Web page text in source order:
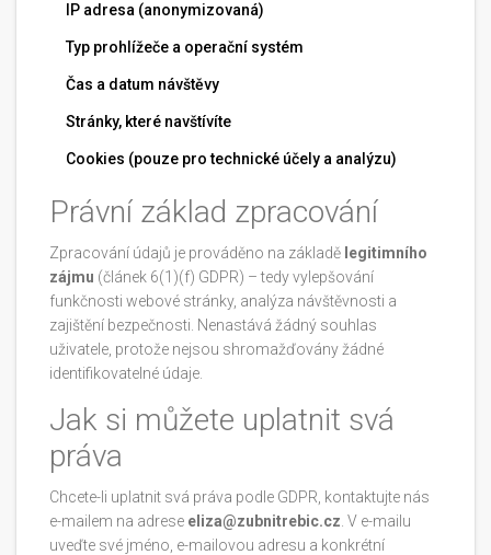
IP adresa (anonymizovaná)
Typ prohlížeče a operační systém
Čas a datum návštěvy
Stránky, které navštívíte
Cookies (pouze pro technické účely a analýzu)
Právní základ zpracování
Zpracování údajů je prováděno na základě legitimního
zájmu (článek 6(1)(f) GDPR) – tedy vylepšování
funkčnosti webové stránky, analýza návštěvnosti a
zajištění bezpečnosti. Nenastává žádný souhlas
uživatele, protože nejsou shromažďovány žádné
identifikovatelné údaje.
Jak si můžete uplatnit svá
práva
Chcete-li uplatnit svá práva podle GDPR, kontaktujte nás
e-mailem na adrese eliza@zubnitrebic.cz . V e-mailu
uveďte své jméno, e-mailovou adresu a konkrétní